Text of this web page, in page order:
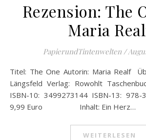
Rezension: The
Maria
PapierundTintenwelten /
Titel: The One Autorin: Maria Realf Übersetzerin: Sabine
Längsfeld Verlag: Rowohlt
ISBN-10: 3499273144 ISBN-13: 978-
9,99 Euro Inhalt: Ein Herz…
WEITERLESEN